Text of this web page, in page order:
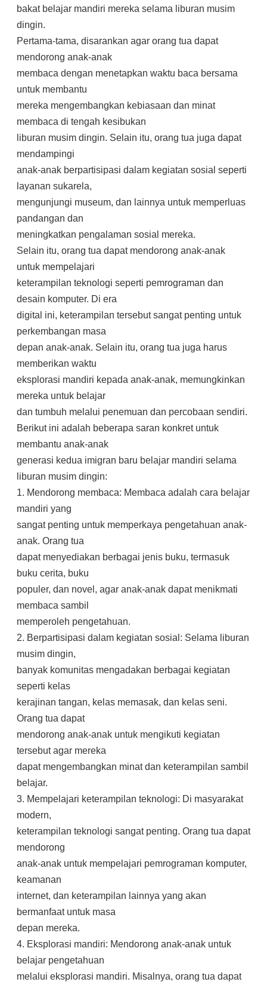
bakat belajar mandiri mereka selama liburan musim
dingin.
Pertama-tama, disarankan agar orang tua dapat
mendorong anak-anak
membaca dengan menetapkan waktu baca bersama
untuk membantu
mereka mengembangkan kebiasaan dan minat
membaca di tengah kesibukan
liburan musim dingin. Selain itu, orang tua juga dapat
mendampingi
anak-anak berpartisipasi dalam kegiatan sosial seperti
layanan sukarela,
mengunjungi museum, dan lainnya untuk memperluas
pandangan dan
meningkatkan pengalaman sosial mereka.
Selain itu, orang tua dapat mendorong anak-anak
untuk mempelajari
keterampilan teknologi seperti pemrograman dan
desain komputer. Di era
digital ini, keterampilan tersebut sangat penting untuk
perkembangan masa
depan anak-anak. Selain itu, orang tua juga harus
memberikan waktu
eksplorasi mandiri kepada anak-anak, memungkinkan
mereka untuk belajar
dan tumbuh melalui penemuan dan percobaan sendiri.
Berikut ini adalah beberapa saran konkret untuk
membantu anak-anak
generasi kedua imigran baru belajar mandiri selama
liburan musim dingin:
1. Mendorong membaca: Membaca adalah cara belajar
mandiri yang
sangat penting untuk memperkaya pengetahuan anak-
anak. Orang tua
dapat menyediakan berbagai jenis buku, termasuk
buku cerita, buku
populer, dan novel, agar anak-anak dapat menikmati
membaca sambil
memperoleh pengetahuan.
2. Berpartisipasi dalam kegiatan sosial: Selama liburan
musim dingin,
banyak komunitas mengadakan berbagai kegiatan
seperti kelas
kerajinan tangan, kelas memasak, dan kelas seni.
Orang tua dapat
mendorong anak-anak untuk mengikuti kegiatan
tersebut agar mereka
dapat mengembangkan minat dan keterampilan sambil
belajar.
3. Mempelajari keterampilan teknologi: Di masyarakat
modern,
keterampilan teknologi sangat penting. Orang tua dapat
mendorong
anak-anak untuk mempelajari pemrograman komputer,
keamanan
internet, dan keterampilan lainnya yang akan
bermanfaat untuk masa
depan mereka.
4. Eksplorasi mandiri: Mendorong anak-anak untuk
belajar pengetahuan
melalui eksplorasi mandiri. Misalnya, orang tua dapat